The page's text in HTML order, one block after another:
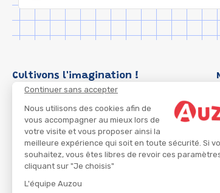
Continuer sans accepter
Nous utilisons des cookies afin de
vous accompagner au mieux lors de
votre visite et vous proposer ainsi la
meilleure expérience qui soit en toute sécurité. Si
souhaitez, vous êtes libres de revoir ces
cliquant sur "Je choisis"
L'équipe Auzou
Cultivons l'imagination !